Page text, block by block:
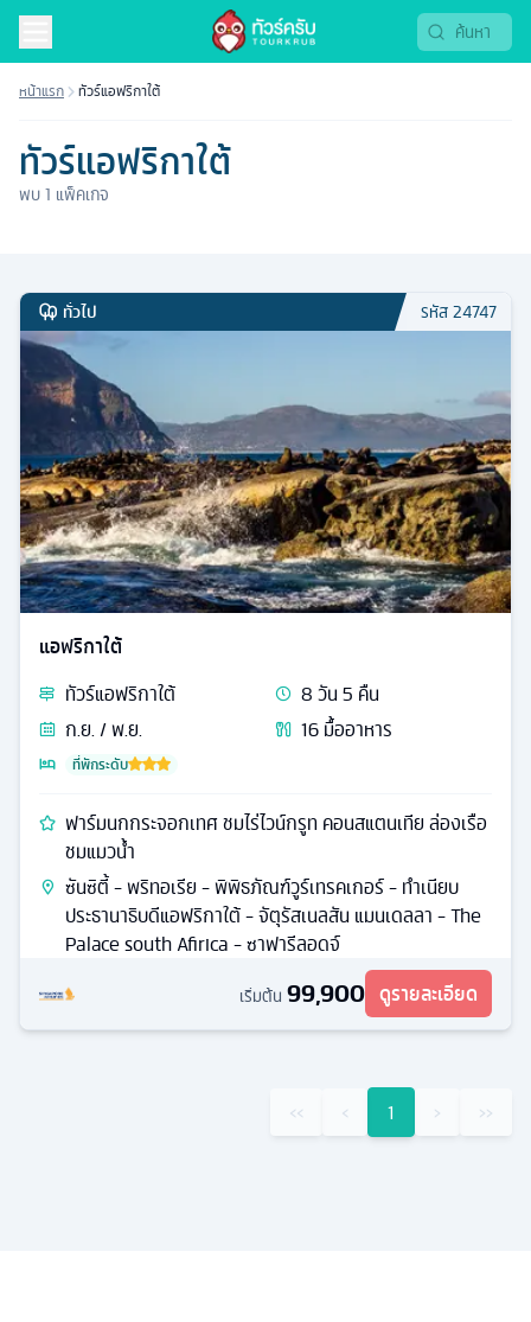
หน้าแรก ทัวร์แอฟริกาใต้
ทัวร์แอฟริกาใต้
พบ1 แพ็คเกจ
ทั่วไป รหัส24747
แอฟริกาใต้
ทัวร์แอฟริกาใต้ 8วัน5 คืน
ก.ย. / พ.ย.
16มื้ออาหาร
ที่พักระดับ
ฟาร์มนกกระจอกเทศ ชมไร่ไวน์กรูท คอนสแตนเทีย ล่องเรือ
ชมแมวน้ำ
ซันซิตี้ - พริทอเรีย - พิพิธภัณฑ์วูร์เทรคเกอร์ - ทำเนียบ
ประธานาธิบดีแอฟริกาใต้ - จัตุรัสเนลสัน แมนเดลลา - The
Palace south Afirica - ซาฟารีลอดจ์
เริ่มต้น 99,900 ดูรายละเอียด
‹‹ ‹ 1 › ››
ทัวร์แอฟริกาใต้ 2569 | Tourkrub